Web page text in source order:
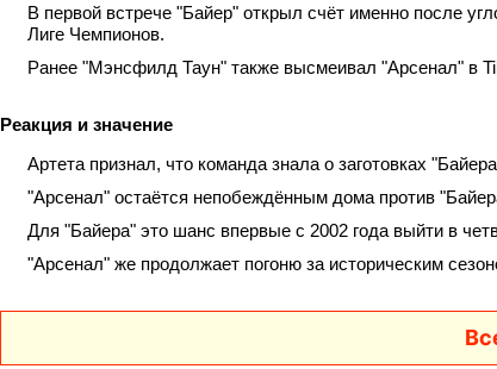
В первой встрече "Байер" открыл счёт именно после
Лиге Чемпионов.
Ранее "Мэнсфилд Таун" также высмеивал "Арсенал" в
Реакция и значение
Артета признал, что команда знала о заготовках
"Арсенал" остаётся непобеждённым дома против
Для "Байера" это шанс впервые с 2002 года выйти в
"Арсенал" же продолжает погоню за историческим